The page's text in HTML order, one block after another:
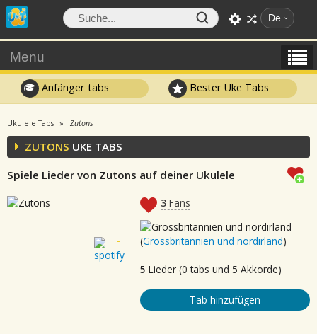
De
Menu
Anfänger tabs Bester Uke Tabs
Ukulele Tabs Zutons
ZUTONS UKE TABS
Spiele Lieder von Zutons auf deiner Ukulele
3 Fans
(Grossbritannien und nordirland)
5 Lieder (0 tabs und 5 Akkorde)
Tab hinzufügen